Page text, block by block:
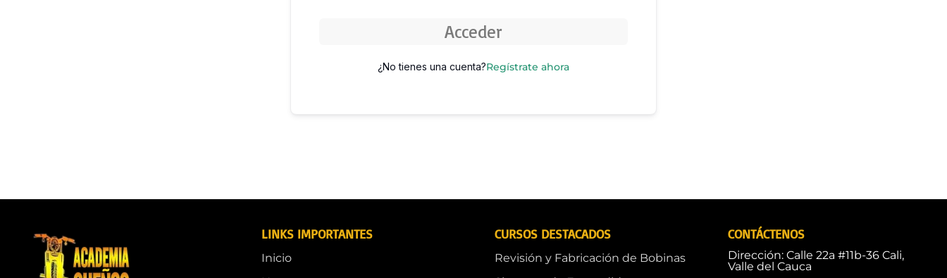
Acceder
¿No tienes una cuenta?Regístrate ahora
LINKS IMPORTANTES
Inicio
CURSOS DESTACADOS
Revisión y Fabricación de Bobinas
CONTÁCTENOS
Dirección: Calle 22a #11b-36 Cali,
Valle del Cauca